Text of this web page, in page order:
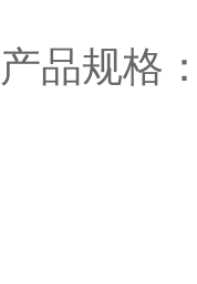
产品规格